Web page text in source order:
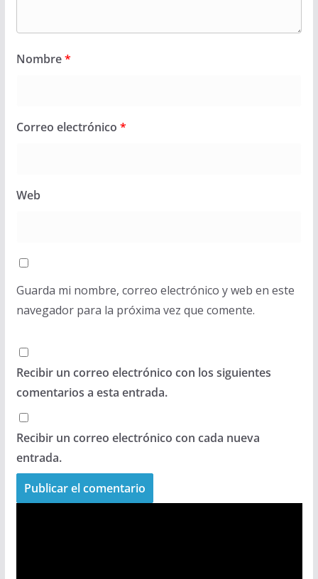
Nombre*
Correo electrónico *
Web
Guarda mi nombre, correo electrónico y web en este
navegador para la próxima vez que comente.
Recibir un correo electrónico con los siguientes
comentarios a esta entrada.
Recibir un correo electrónico con cada nueva
entrada.